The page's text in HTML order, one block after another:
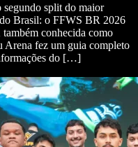
segundo split do maior
Brasil: o FFWS BR 2026
conhecida como
Arena fez um guia completo
do […]